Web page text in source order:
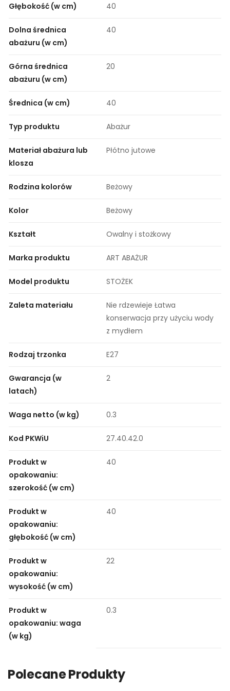
Głębokość (w cm) 40
Dolna średnica
abażuru (w cm)
40
Górna średnica
abażuru (w cm)
20
Średnica (w cm) 40
Typ produktu Abażur
Materiał abażura lub
klosza
Płótno jutowe
Rodzina kolorów Beżowy
Kolor Beżowy
Kształt Owalny i stożkowy
Marka produktu ART ABAŻUR
Model produktu STOŻEK
Zaleta materiału
Nie rdzewieje Łatwa
konserwacja przy użyciu wody
z mydłem
Rodzaj trzonka E27
Gwarancja (w
latach)
2
Waga netto (w kg) 0.3
Kod PKWiU 27.40.42.0
Produkt w
opakowaniu:
szerokość (w cm)
40
Produkt w
opakowaniu:
głębokość (w cm)
40
Produkt w
opakowaniu:
wysokość (w cm)
22
Produkt w
opakowaniu: waga
(w kg)
0.3
Polecane Produkty